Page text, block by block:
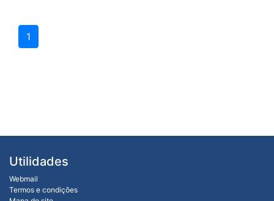
1
Utilidades
Webmail
Termos e condições